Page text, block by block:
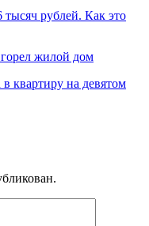
тысяч рублей. Как это
жилой дом
в квартиру на девятом